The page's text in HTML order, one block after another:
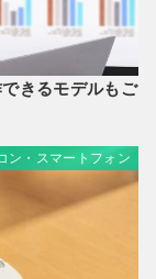
きるモデルもご
ン・スマートフォン